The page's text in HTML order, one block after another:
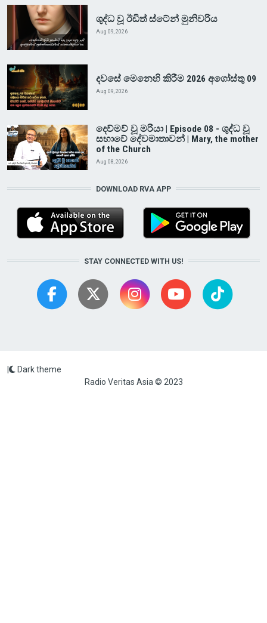
ශුද්ධ වූ ඊඩිත් ස්ටේන් මුනිවරිය
Aug 09, 2026
දවසේ මෙනෙහි කිරීම 2026 අගෝස්තු 09
Aug 09, 2026
දෙව්මව් වූ මරියා | Episode 08 - ශුද්ධ වූ
සභාවේ දේවමාතාවන් | Mary, the mother
of the Church
Aug 08, 2026
DOWNLOAD RVA APP
STAY CONNECTED WITH US!
Radio Veritas Asia © 2023
Dark theme